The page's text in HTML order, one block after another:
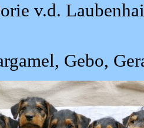
v.d.
Gebo,